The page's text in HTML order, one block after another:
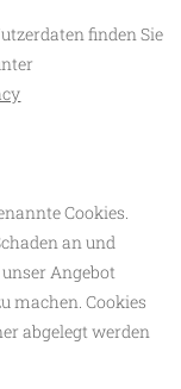
finden Sie
Cookies.
an und
Angebot
machen. Cookies
abgelegt werden